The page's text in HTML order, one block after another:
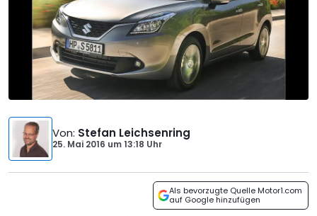
Von: Stefan Leichsenring
25. Mai 2016 um13:18 Uhr
Als bevorzugte Quelle Motor1.com
auf Google hinzufügen